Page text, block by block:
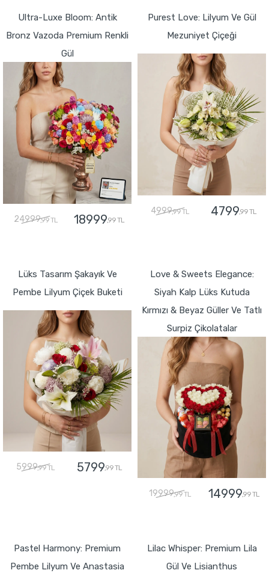
Ultra-Luxe Bloom: Antik
Bronz Vazoda Premium Renkli
Gül
24999,99 TL 18999,99 TL
Purest Love: Lilyum Ve Gül
Mezuniyet Çiçeği
4999,99 TL 4799,99 TL
Lüks Tasarım Şakayık Ve
Pembe Lilyum Çiçek Buketi
5999,99 TL 5799,99 TL
Love & Sweets Elegance:
Siyah Kalp Lüks Kutuda
Kırmızı & Beyaz Güller Ve Tatlı
Surpiz Çikolatalar
19999,99 TL 14999,99 TL
Pastel Harmony: Premium
Pembe Lilyum Ve Anastasia
Lilac Whisper: Premium Lila
Gül Ve Lisianthus